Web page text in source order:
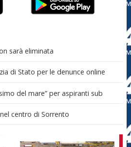
sarà eliminata
di Stato per le denunce online
del mare” per aspiranti sub
centro di Sorrento